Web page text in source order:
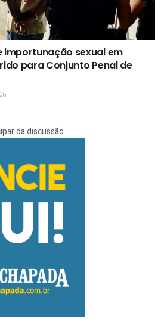
importunação sexual em
para Conjunto Penal de
da discussão